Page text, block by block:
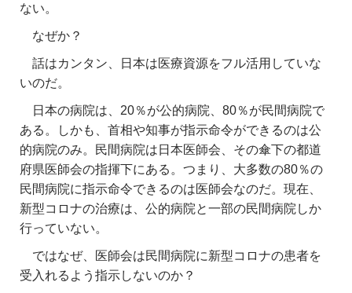
ない。
なぜか？
話はカンタン、日本は医療資源をフル活用していな
いのだ。
日本の病院は、20％が公的病院、80％が民間病院で
ある。しかも、首相や知事が指示命令ができるのは公
的病院のみ。民間病院は日本医師会、その傘下の都道
府県医師会の指揮下にある。つまり、大多数の80％の
民間病院に指示命令できるのは医師会なのだ。現在、
新型コロナの治療は、公的病院と一部の民間病院しか
行っていない。
ではなぜ、医師会は民間病院に新型コロナの患者を
受入れるよう指示しないのか？